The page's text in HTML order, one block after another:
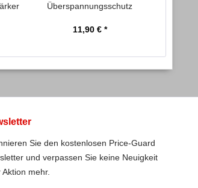
Überspannungsschutz
11,90 € *
Sie den kostenlosen Price-Guard
und verpassen Sie keine Neuigkeit
Aktion mehr.